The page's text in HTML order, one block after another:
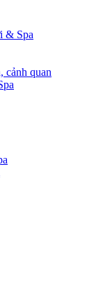
& Spa
cảnh quan